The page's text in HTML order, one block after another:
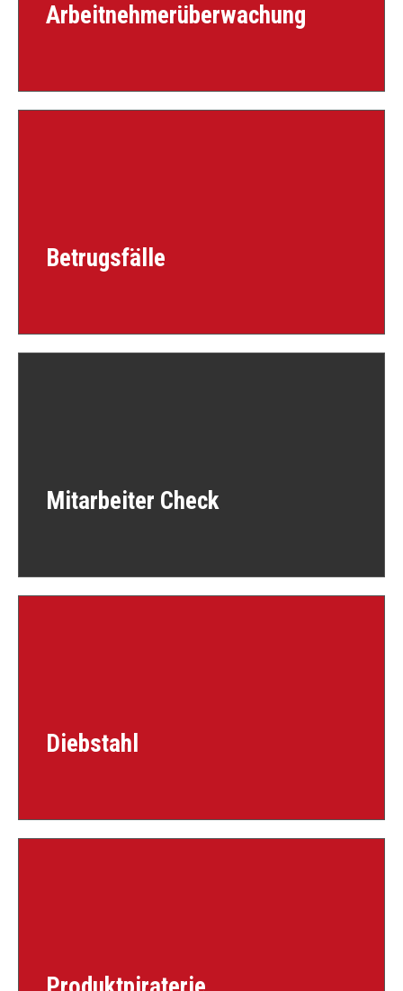
Arbeitnehmerüberwachung
Betrugsfälle
Mitarbeiter Check
Diebstahl